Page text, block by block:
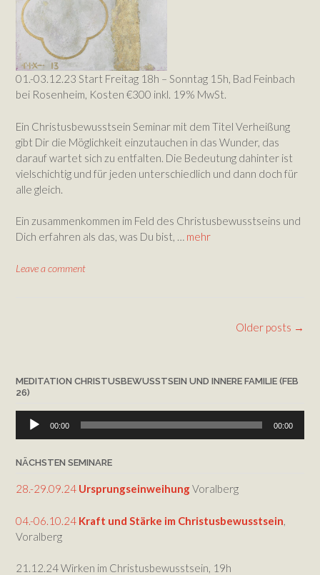
01.-03.12.23 Start Freitag 18h – Sonntag 15h, Bad Feinbach
bei Rosenheim, Kosten €300 inkl. 19% MwSt.
Ein Christusbewusstsein Seminar mit dem Titel Verheißung
gibt Dir die Möglichkeit einzutauchen in das Wunder, das
darauf wartet sich zu entfalten. Die Bedeutung dahinter ist
vielschichtig und für jeden unterschiedlich und dann doch für
alle gleich.
Ein zusammenkommen im Feld des Christusbewusstseins und
Dich erfahren als das, was Du bist, … mehr
Leave a comment
Older posts →
MEDITATION CHRISTUSBEWUSSTSEIN UND INNERE FAMILIE (FEB
26)
Audio-
Player
00:00 00:00
NÄCHSTEN SEMINARE
28.-29.09.24 UrsprungseinweihungVoralberg
04.-06.10.24 Kraft und Stärke im Christusbewusstsein
Voralberg
21.12.24 Wirken im Christusbewusstsein, 19h